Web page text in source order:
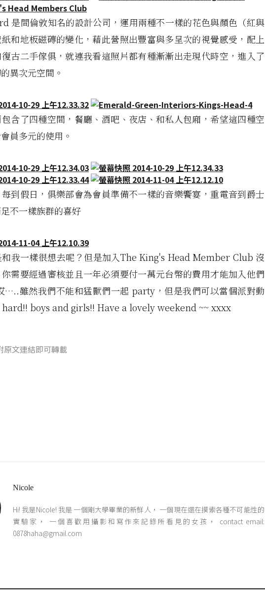
是間倫敦知名的設計公司，運用兩種不一樣的花色與顏色（紅與
和地板磁磚的變化，藉此營照出豐富與多呈次的視覺感受，配上
古二手傢俱，就連我看這照片都有種漸漸出走現代時空，進入了
異次元空間。
含了四種空間，餐廳、酒吧、夜店、和私人包廂，希望這四種空
員多元的使用。
到假日，俱樂部會為會員準備不一樣的音樂饗宴，重電音到爵士
不一樣族群的喜好
和我一樣很想去呢？但是加入The King's Head Member Club 沒
需要經過審核並且一年必須要付一萬元台幣的費用才能加入他們
…..雖然我們不能和猛獸們一起 party，但是我們可以當個派對動
hard!! boys and girls!! Have a lovely weekend ~~ xxxx
原文連結即可轉載
Nicole
Hi! 我是Nicole! 我是 一個剛大學畢業的新鮮人， 一個現在還在摸索各種不可能性的
實驗家， 一個喜歡用攝影和寫作來記錄所看見的女孩， contact email:
0878haha@gmail.com